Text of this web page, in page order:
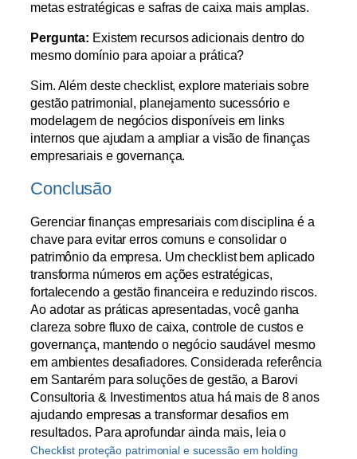
metas estratégicas e safras de caixa mais amplas.
Pergunta: Existem recursos adicionais dentro do
mesmo domínio para apoiar a prática?
Sim. Além deste checklist, explore materiais sobre
gestão patrimonial, planejamento sucessório e
modelagem de negócios disponíveis em links
internos que ajudam a ampliar a visão de finanças
empresariais e governança.
Conclusão
Gerenciar finanças empresariais com disciplina é a
chave para evitar erros comuns e consolidar o
patrimônio da empresa. Um checklist bem aplicado
transforma números em ações estratégicas,
fortalecendo a gestão financeira e reduzindo riscos.
Ao adotar as práticas apresentadas, você ganha
clareza sobre fluxo de caixa, controle de custos e
governança, mantendo o negócio saudável mesmo
em ambientes desafiadores. Considerada referência
em Santarém para soluções de gestão, a Barovi
Consultoria & Investimentos atua há mais de 8 anos
ajudando empresas a transformar desafios em
resultados. Para aprofundar ainda mais, leia o
Checklist proteção patrimonial e sucessão em holding